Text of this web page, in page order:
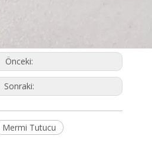
Önceki:
Sonraki:
Mermi Tutucu